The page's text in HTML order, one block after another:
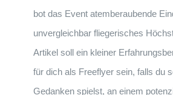
bot das Event atemberaubende
unvergleichbar fliegerisches
Artikel soll ein kleiner
für dich als Freeflyer sein, falls du
Gedanken spielst, an einem